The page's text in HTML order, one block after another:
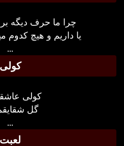
چرا ما حرف دیگه
یا داریم و هیچ کدوم
کولی
کولی
گل
لعبت